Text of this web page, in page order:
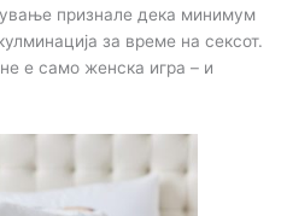
признале дека минимум
за време на сексот.
е само женска игра – и